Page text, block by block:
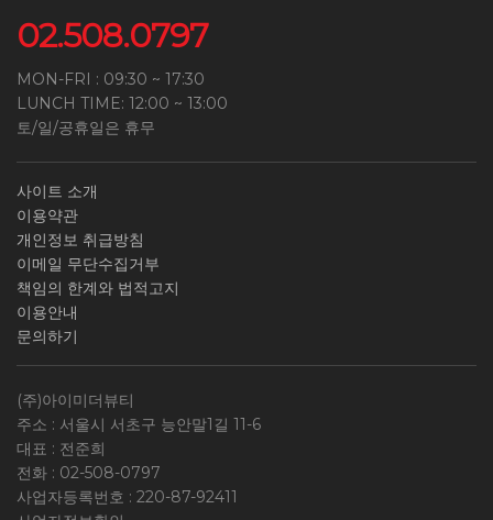
02.508.0797
MON-FRI : 09:30 ~ 17:30
LUNCH TIME: 12:00 ~ 13:00
토/일/공휴일은 휴무
사이트 소개
이용약관
개인정보 취급방침
이메일 무단수집거부
책임의 한계와 법적고지
이용안내
문의하기
(주)아이미더뷰티
주소 : 서울시 서초구 능안말1길 11-6
대표 : 전준희
전화 : 02-508-0797
사업자등록번호 : 220-87-92411